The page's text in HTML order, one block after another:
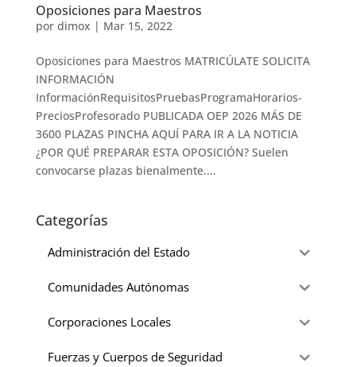
Oposiciones para Maestros
por dimox | Mar 15, 2022
Oposiciones para Maestros MATRICÚLATE SOLICITA
INFORMACIÓN
InformaciónRequisitosPruebasProgramaHorarios-
PreciosProfesorado PUBLICADA OEP 2026 MÁS DE
3600 PLAZAS PINCHA AQUÍ PARA IR A LA NOTICIA
¿POR QUÉ PREPARAR ESTA OPOSICIÓN? Suelen
convocarse plazas bienalmente....
Categorías
Administración del Estado
Comunidades Autónomas
Corporaciones Locales
Fuerzas y Cuerpos de Seguridad